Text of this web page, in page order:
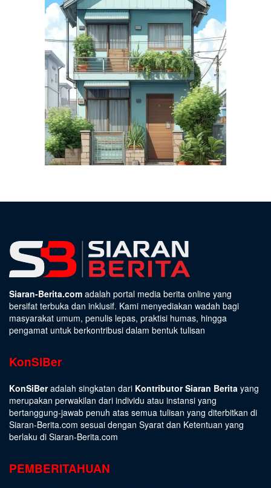
Siaran-Berita.com adalah portal media berita online yang
bersifat terbuka dan inklusif. Kami menyediakan wadah bagi
masyarakat umum, penulis lepas, praktisi humas, hingga
pengamat untuk berkontribusi dalam bentuk tulisan
KonSiBer
KonSiBeradalah singkatan dari Kontributor Siaran Berita yang
merupakan perwakilan dari individu atau instansi yang
bertanggung-jawab penuh atas semua tulisan yang diterbitkan di
Siaran-Berita.com sesuai dengan Syarat dan Ketentuan yang
berlaku di Siaran-Berita.com
PEMBERITAHUAN